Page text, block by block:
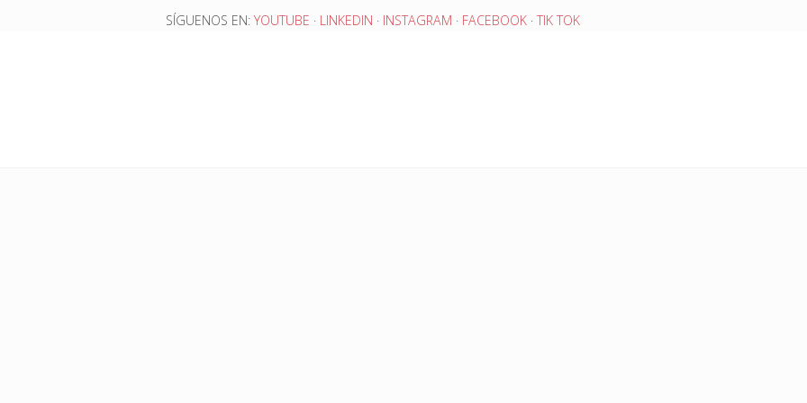
SÍGUENOS EN: YOUTUBE · LINKEDIN · INSTAGRAM · FACEBOOK· TIK TOK